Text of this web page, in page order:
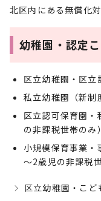
北区内にある無償化
幼稚園・認定
区立幼稚園・区立
私立幼稚園（新制
区立認可保育園
の非課税世帯のみ）
小規模保育事業・
～2歳児の非課税
区立幼稚園・こど